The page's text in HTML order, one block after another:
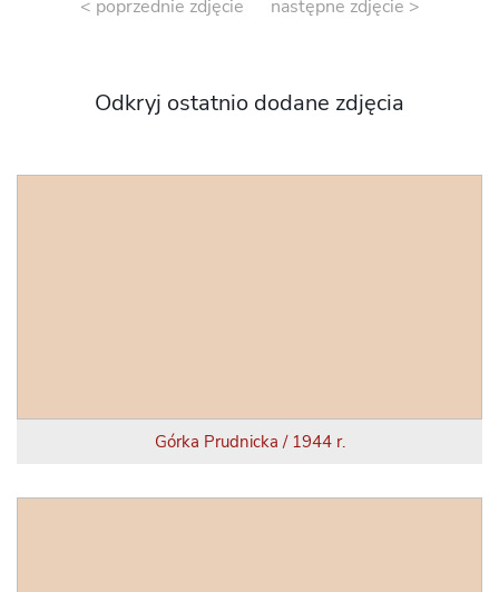
< poprzednie zdjęcie następne zdjęcie >
Odkryj ostatnio dodane zdjęcia
Górka Prudnicka / 1944 r.